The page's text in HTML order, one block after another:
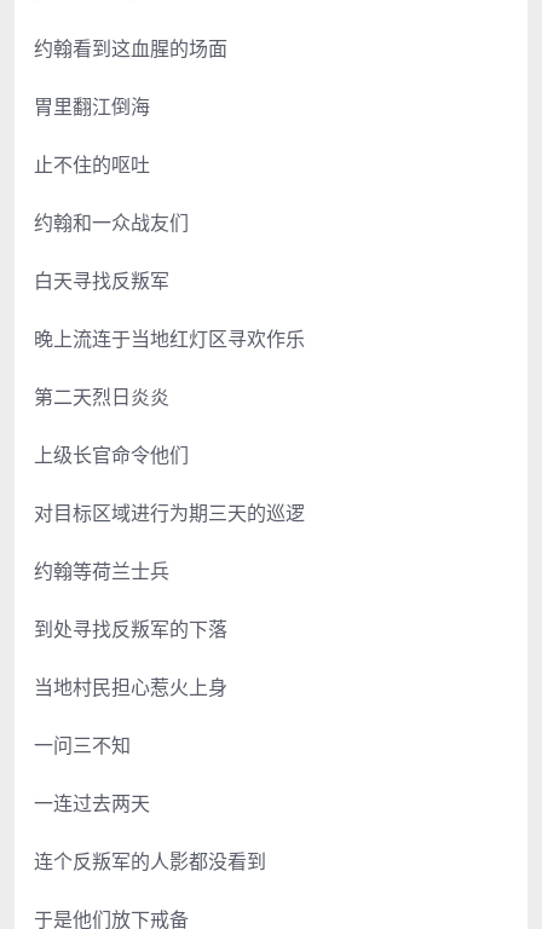
约翰看到这血腥的场面
胃里翻江倒海
止不住的呕吐
约翰和一众战友们
白天寻找反叛军
晚上流连于当地红灯区寻欢作乐
第二天烈日炎炎
上级长官命令他们
对目标区域进行为期三天的巡逻
约翰等荷兰士兵
到处寻找反叛军的下落
当地村民担心惹火上身
一问三不知
一连过去两天
连个反叛军的人影都没看到
于是他们放下戒备